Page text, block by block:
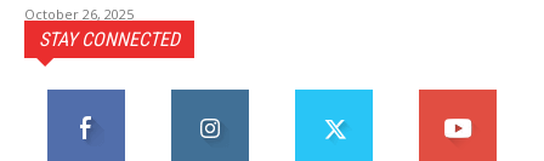
October 26, 2025
STAY CONNECTED